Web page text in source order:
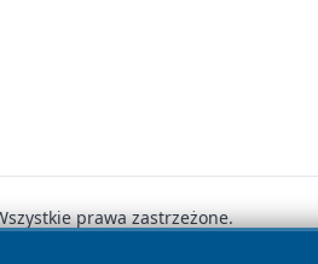
prawa zastrzeżone.